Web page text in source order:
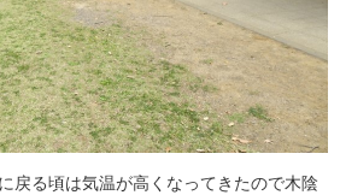
戻る頃は気温が高くなってきたので木陰